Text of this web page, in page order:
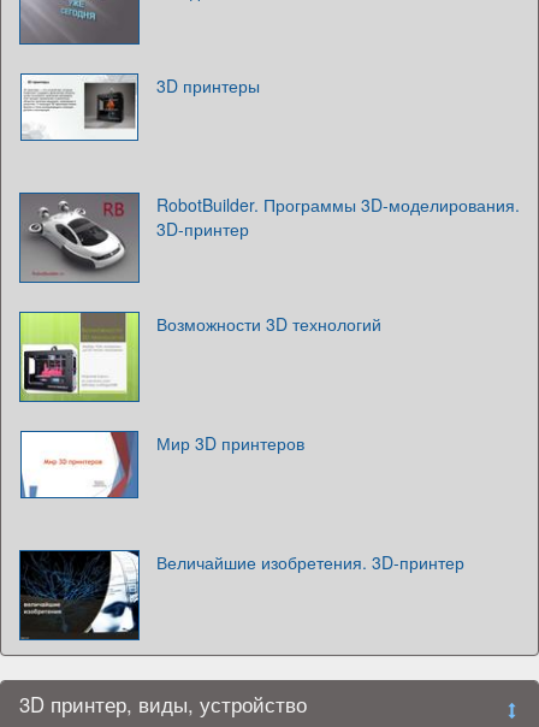
3D принтеры
RobotBuilder. Программы 3D-моделирования.
3D-принтер
Возможности 3D технологий
Мир 3D принтеров
Величайшие изобретения. 3D-принтер
3D принтер, виды, устройство